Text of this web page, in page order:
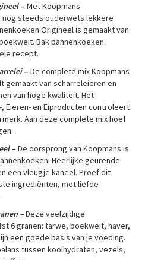
– Met Koopmans
nog steeds ouderwets lekkere
Origineel is gemaakt van
Bak pannenkoeken
recept.
– De complete mix Koopmans
gemaakt van scharreleieren en
van hoge kwaliteit. Het
Eieren- en Eiproducten controleert
Aan deze complete mix hoef
– De oorsprong van Koopmans is
Heerlijke geurende
een vleugje kaneel. Proef dit
ingrediënten, met liefde
–Deze veelzijdige
6 granen: tarwe, boekweit, haver,
een goede basis van je voeding.
tussen koolhydraten, vezels,